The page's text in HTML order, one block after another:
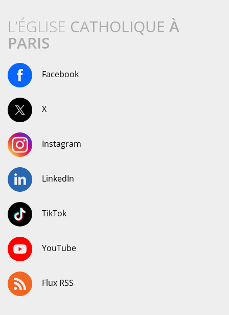
L’ÉGLISE CATHOLIQUE À
PARIS
Facebook
X
Instagram
LinkedIn
TikTok
YouTube
Flux RSS